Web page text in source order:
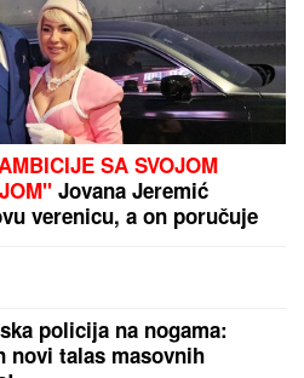
RODNO MESTO NA